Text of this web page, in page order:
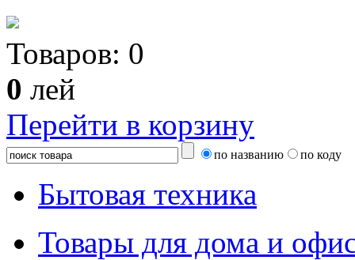
Товаров: 0
0 лей
Перейти в корзину
по названию по коду
Бытовая техника
Товары для дома и